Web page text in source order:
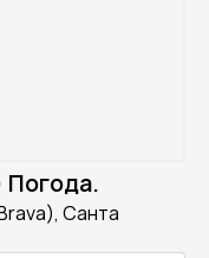
Погода.
Санта